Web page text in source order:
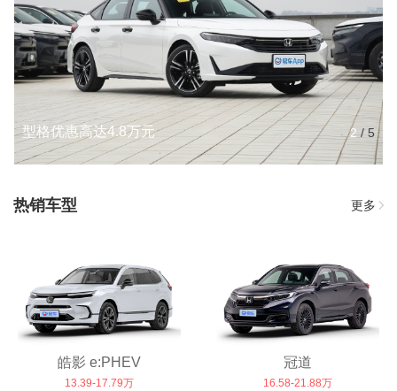
型格优惠高达4.8万元 2/ 5
热销车型 更多
皓影 e:PHEV
13.39-17.79万
冠道
16.58-21.88万